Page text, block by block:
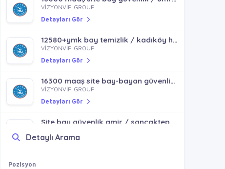
VİZYONVİP GROUP
Detayları Gör
12580+ymk bay temizlik / kadıköy hasanpaşa acıbadem kozyatağı koşuyolu fikirtepe
VİZYONVİP GROUP
Detayları Gör
16300 maaş site bay-bayan güvenlik / maltepe kartal yenisoğanlık mh
VİZYONVİP GROUP
Detayları Gör
Detayları Gör
Detaylı Arama
Pozisyon